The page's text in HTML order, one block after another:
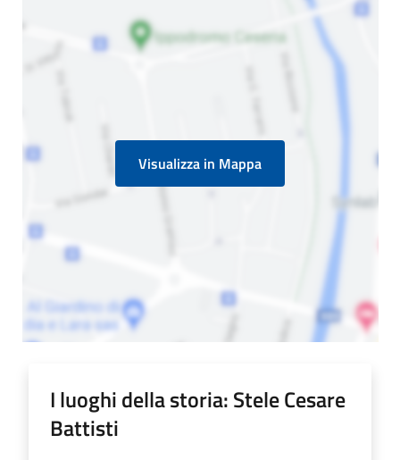
Visualizza in Mappa
I luoghi della storia: Stele Cesare
Battisti